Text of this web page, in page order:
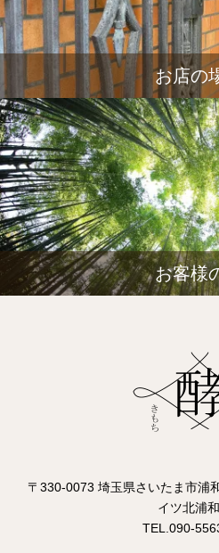
お店の
お客様
〒330-0073 埼玉県さいたま市浦
イツ北浦
TEL.090-